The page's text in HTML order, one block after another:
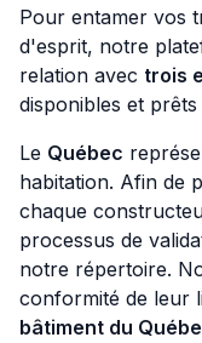
Pour entamer vos
d'esprit, notre
relation avec trois
disponibles et
Le Québec
habitation. Afin de
chaque
processus de
notre répertoire.
conformité de leur
bâtiment du